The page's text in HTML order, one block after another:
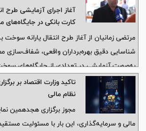
آغاز اجرای آزمایشی طرح
کارت بانکی در جایگاه‌های
مرتضی زمانیان از آغاز طرح انتقال یارانه
شناسایی دقیق بهره‌برداران واقعی،
به‌صورت آزمایشی در تعدادی از جایگاه‌های
تاکید وزارت اقتصاد بر
نظام مالی
مجوز برگزاری هجدهمین
مالی و سرمایه‌گذاری، این بار با مسئولیت